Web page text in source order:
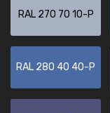
RAL 270 70 10-P
RAL 280 40 40-P